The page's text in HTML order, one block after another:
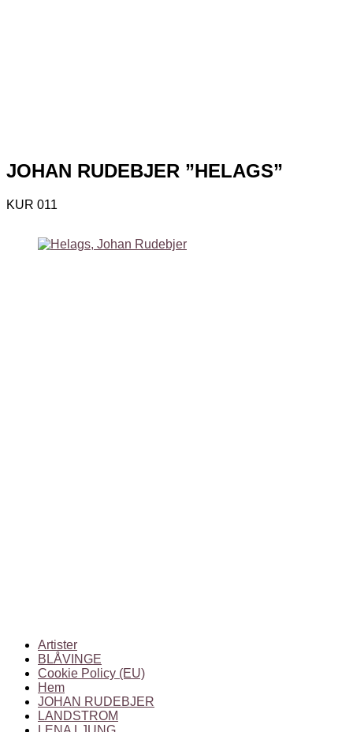
JOHAN RUDEBJER ”HELAGS”
KUR 011
Artister
BLÅVINGE
Cookie Policy (EU)
Hem
JOHAN RUDEBJER
LANDSTROM